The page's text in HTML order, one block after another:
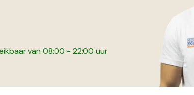
van 08:00 - 22:00 uur